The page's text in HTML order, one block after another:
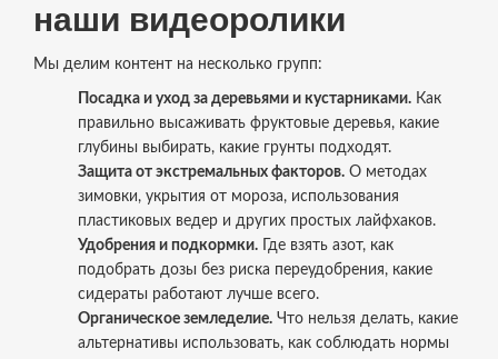
наши видеоролики
Мы делим контент на несколько групп:
Посадка и уход за деревьями и кустарниками.Как
правильно высаживать фруктовые деревья, какие
глубины выбирать, какие грунты подходят.
Защита от экстремальных факторов.О методах
зимовки, укрытия от мороза, использования
пластиковых ведер и других простых лайфхаков.
Удобрения и подкормки.Где взять азот, как
подобрать дозы без риска переудобрения, какие
сидераты работают лучше всего.
Органическое земледелие.Что нельзя делать, какие
альтернативы использовать, как соблюдать нормы